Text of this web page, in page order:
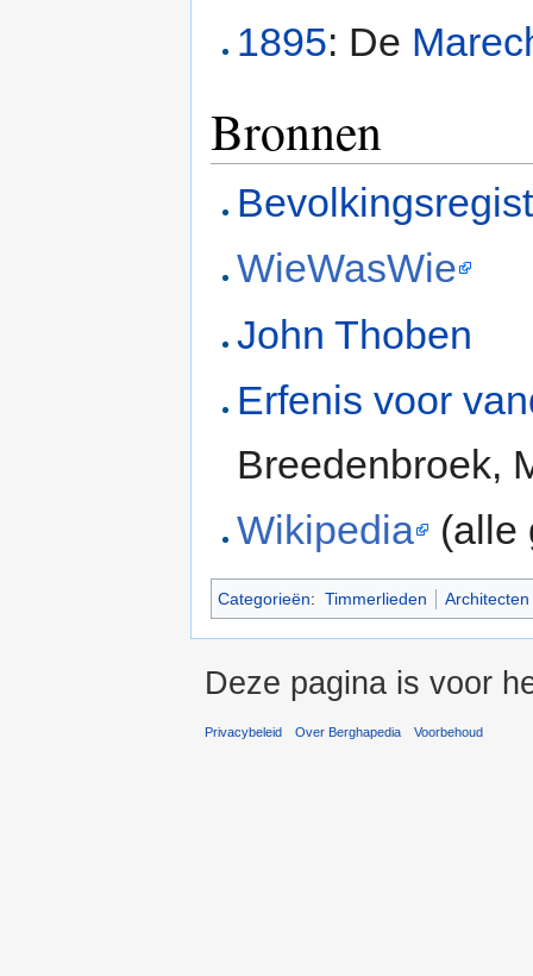
1895: De
Bronnen
WieWasWie
John Thoben
Erfenis voor
Breedenbroek,
Wikipedia
(alle
Categorieën: Timmerlieden Architecten
Deze pagina is voor
Privacybeleid Over Berghapedia Voorbehoud